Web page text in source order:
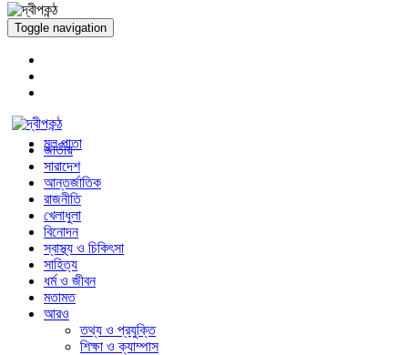
Toggle navigation
মুল পাতা
জাতীয়
সারাদেশ
আন্তর্জাতিক
রাজনীতি
খেলাধুলা
বিনোদন
স্বাস্থ্য ও চিকিৎসা
সাহিত্য
ধর্ম ও জীবন
মতামত
আরও
তথ্য ও প্রযুক্তি
শিক্ষা ও ক্যাম্পাস